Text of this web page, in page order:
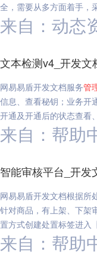
全，需要从多方面着手，
来自：动态
文本检测v4_开发
网易易盾开发文档服务管
信息、查看秘钥；业务开
开通及开通后的状态查看
来自：帮助
智能审核平台_开发
网易易盾开发文档根据所
针对商品，有上架、下架
置方式创建处置标签进入
来自：帮助